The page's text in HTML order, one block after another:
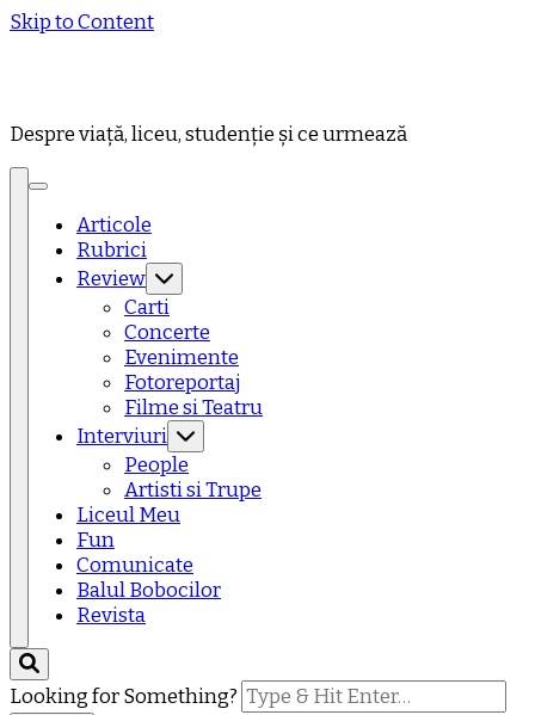
Skip to Content
Despre viață, liceu, studenție și ce urmează
Articole
Rubrici
Review
Carti
Concerte
Evenimente
Fotoreportaj
Filme si Teatru
Interviuri
People
Artisti si Trupe
Liceul Meu
Fun
Comunicate
Balul Bobocilor
Revista
Looking for Something?